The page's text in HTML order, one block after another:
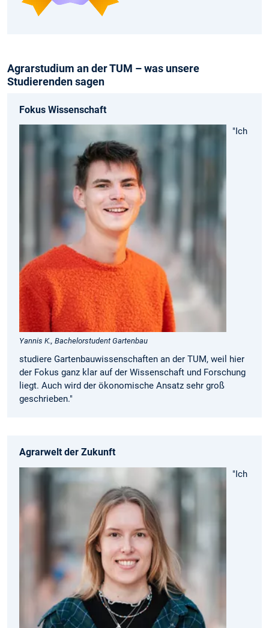
Agrarstudium an der TUM – was unsere
Studierenden sagen
Fokus Wissenschaft
Yannis K., Bachelorstudent Gartenbau
"Ich
studiere Gartenbau­wissenschaften an der TUM, weil hier
der Fokus ganz klar auf der Wissenschaft und Forschung
liegt. Auch wird der ökonomische Ansatz sehr groß
geschrieben."
Agrarwelt der Zukunft
"Ich